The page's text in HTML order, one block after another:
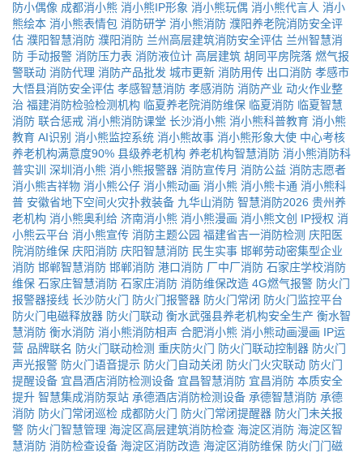
防小偶像 成都消小熊 消小熊IP形象 消小熊玩偶 消小熊代言人 消小
熊绘本 消小熊表情包 消防研学 消小熊消防 濮阳养老院消防安全评
估 濮阳智慧消防 濮阳消防 兰州高层建筑消防安全评估 兰州智慧消
防 手动报警 消防压力表 消防液位计 高层建筑 胡同平房院落 燃气报
警联动 消防代理 消防产品批发 城市更新 消防用传 出口消防 孝感市
大悟县消防安全评估 孝感智慧消防 孝感消防 消防产业 动火作业整
治 福建消防检验检测机构 临夏养老院消防维保 临夏消防 临夏智慧
消防 联合惩戒 消小熊消防课堂 长沙消小熊 消小熊科普教育 消小熊
教育 AI识别 消小熊监控系统 消小熊故事 消小熊形象大使 中心考核
养老机构满意度90% 县级养老机构 养老机构智慧消防 消小熊消防科
普实训 深圳消小熊 消小熊报警器 消防宣传月 消防公益 消防志愿者
消小熊吉祥物 消小熊公仔 消小熊动画 消小熊 消小熊卡通 消小熊科
普 安徽省地下空间火灾扑救装备 九华山消防 智慧消防2026 贵州养
老机构 消小熊奥利给 济南消小熊 消小熊漫画 消小熊文创 IP授权 消
小熊云平台 消小熊宣传 消防主题公园 福建省吉一消防检测 庆阳医
院消防维保 庆阳消防 庆阳智慧消防 民生实事 邯郸劳动密集型企业
消防 邯郸智慧消防 邯郸消防 港口消防 厂中厂消防 石家庄学校消防
维保 石家庄智慧消防 石家庄消防 消防维保改造 4G燃气报警 防火门
报警器接线 长沙防火门 防火门报警器 防火门常闭 防火门监控平台
防火门电磁释放器 防火门联动 衡水武强县养老机构安全生产 衡水智
慧消防 衡水消防 消小熊消防相声 合肥消小熊 消小熊动画漫画 IP运
营 品牌联名 防火门联动检测 重庆防火门 防火门联动控制器 防火门
声光报警 防火门语音提示 防火门自动关闭 防火门火灾联动 防火门
提醒设备 宜昌酒店消防检测设备 宜昌智慧消防 宜昌消防 本质安全
提升 智慧集成消防泵站 承德酒店消防检测设备 承德智慧消防 承德
消防 防火门常闭巡检 成都防火门 防火门常闭提醒器 防火门未关报
警 防火门智慧管理 海淀区高层建筑消防检查 海淀区消防 海淀区智
慧消防 消防检查设备 海淀区消防改造 海淀区消防维保 防火门门磁